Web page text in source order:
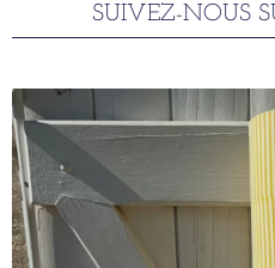
SUIVEZ-NOUS